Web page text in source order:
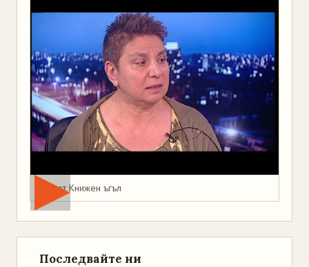
Мая от Книжен ъгъл
Последвайте ни